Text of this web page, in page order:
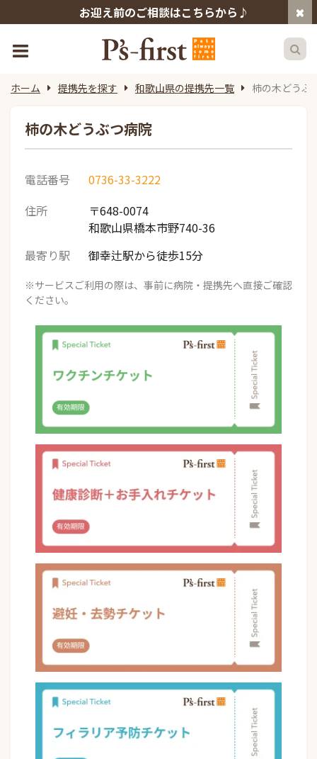
お迎え前のご相談はこちらから♪
ホーム 提携先を探す 和歌山県の提携先一覧 柿の木どうぶ
柿の木どうぶつ病院
電話番号
0736-33-3222
住所
〒648-0074
和歌山県橋本市野740-36
最寄り駅
御幸辻駅から徒歩15分
※サービスご利用の際は、事前に病院・提携先へ直接ご確認
ください。